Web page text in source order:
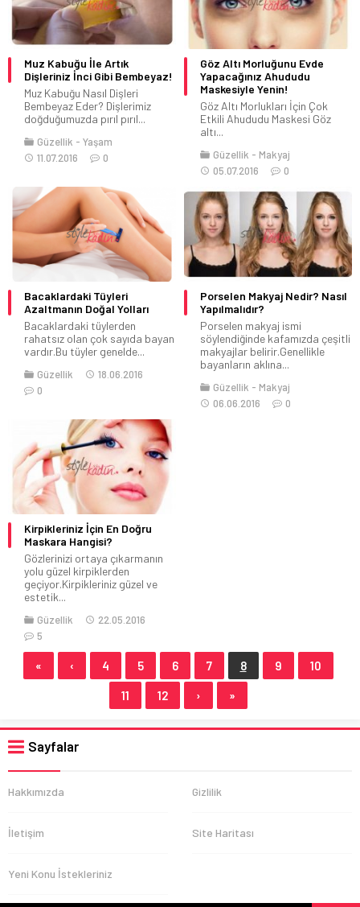
Muz Kabuğu İle Artık
Dişleriniz İnci Gibi Bembeyaz!
Muz Kabuğu Nasıl Dişleri
Bembeyaz Eder? Dişlerimiz
doğduğumuzda pırıl pırıl...
Güzellik
Yaşam
11.07.2016
0
Göz Altı Morluğunu Evde
Yapacağınız Ahududu
Maskesiyle Yenin!
Göz Altı Morlukları İçin Çok
Etkili Ahududu Maskesi Göz
altı...
Güzellik
Makyaj
05.07.2016
0
Bacaklardaki Tüyleri
Azaltmanın Doğal Yolları
Bacaklardaki tüylerden
rahatsız olan çok sayıda bayan
vardır.Bu tüyler genelde...
Güzellik
18.06.2016
0
Porselen Makyaj Nedir? Nasıl
Yapılmalıdır?
Porselen makyaj ismi
söylendiğinde kafamızda çeşitli
makyajlar belirir.Genellikle
bayanların aklına...
Güzellik
Makyaj
06.06.2016
0
Kirpikleriniz İçin En Doğru
Maskara Hangisi?
Gözlerinizi ortaya çıkarmanın
yolu güzel kirpiklerden
geçiyor.Kirpikleriniz güzel ve
estetik...
Güzellik
22.05.2016
5
« ‹ 4 5 6 7 8 9 10
11 12 › »
Sayfalar
Hakkımızda Gizlilik
İletişim Site Haritası
Yeni Konu İstekleriniz